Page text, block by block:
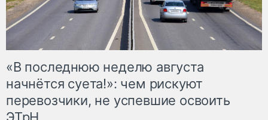
«В последнюю неделю августа
начнётся суета!»: чем рискуют
перевозчики, не успевшие освоить